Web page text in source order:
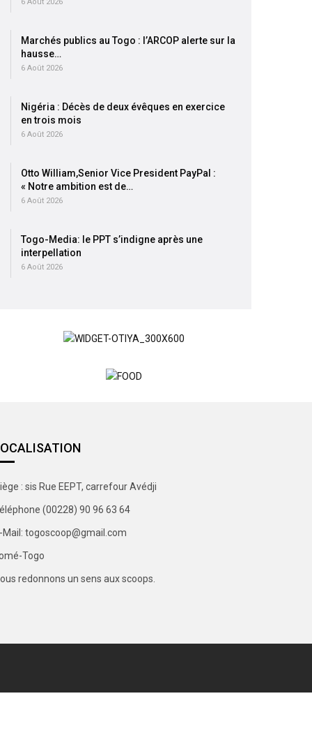
6 Août 2026
Marchés publics au Togo : l’ARCOP alerte sur la
hausse…
6 Août 2026
Nigéria : Décès de deux évêques en exercice
en trois mois
6 Août 2026
Otto William,Senior Vice President PayPal :
« Notre ambition est de…
6 Août 2026
Togo-Media: le PPT s’indigne après une
interpellation
6 Août 2026
: sis Rue EEPT, carrefour Avédji
(00228) 90 96 63 64
Mail: togoscoop@gmail.com
Togo
redonnons un sens aux scoops.